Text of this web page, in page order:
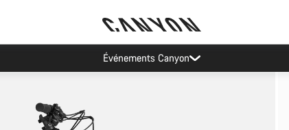
Événements Canyon